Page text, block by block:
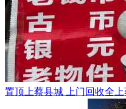
置顶 上蔡县城 上门回收全